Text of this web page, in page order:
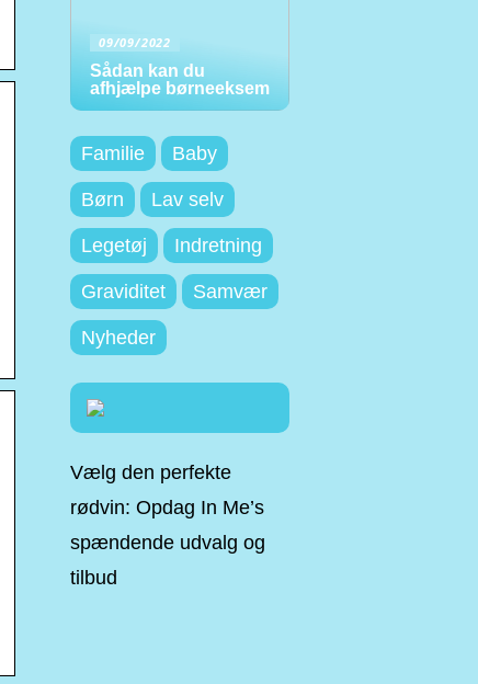
09/09/2022
Sådan kan du
afhjælpe børneeksem
Familie Baby
Børn Lav selv
Legetøj Indretning
Graviditet Samvær
Nyheder
Vælg den perfekte
rødvin: Opdag In Me’s
spændende udvalg og
tilbud